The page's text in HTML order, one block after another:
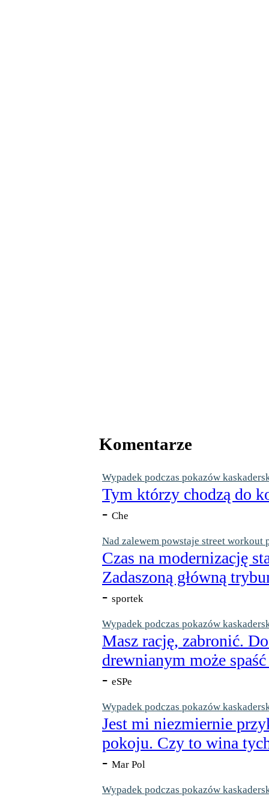
Komentarze
Wypadek podczas pokazów
Tym którzy chodzą do
- Che
Nad zalewem powstaje street workout
Czas na modernizację
Zadaszoną główną
- sportek
Wypadek podczas pokazów
Masz rację, zabronić.
drewnianym może
- eSPe
Wypadek podczas pokazów
Jest mi niezmiernie
pokoju. Czy to wina
- Mar Pol
Wypadek podczas pokazów